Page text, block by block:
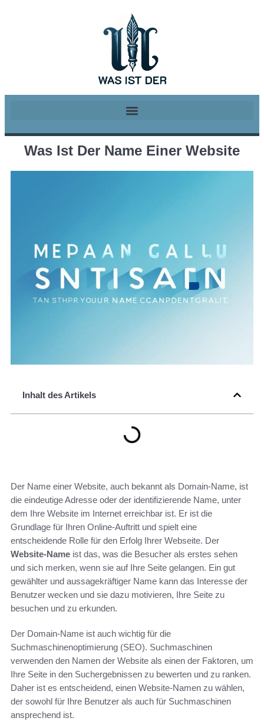
Was Ist Der Name Einer Website
Inhalt des Artikels
Der Name einer Website, auch bekannt als Domain-Name, ist
die eindeutige Adresse oder der identifizierende Name, unter
dem Ihre Website im Internet erreichbar ist. Er ist die
Grundlage für Ihren Online-Auftritt und spielt eine
entscheidende Rolle für den Erfolg Ihrer Webseite. Der
Website-Name ist das, was die Besucher als erstes sehen
und sich merken, wenn sie auf Ihre Seite gelangen. Ein gut
gewählter und aussagekräftiger Name kann das Interesse der
Benutzer wecken und sie dazu motivieren, Ihre Seite zu
besuchen und zu erkunden.
Der Domain-Name ist auch wichtig für die
Suchmaschinenoptimierung (SEO). Suchmaschinen
verwenden den Namen der Website als einen der Faktoren, um
Ihre Seite in den Suchergebnissen zu bewerten und zu ranken.
Daher ist es entscheidend, einen Website-Namen zu wählen,
der sowohl für Ihre Benutzer als auch für Suchmaschinen
ansprechend ist.